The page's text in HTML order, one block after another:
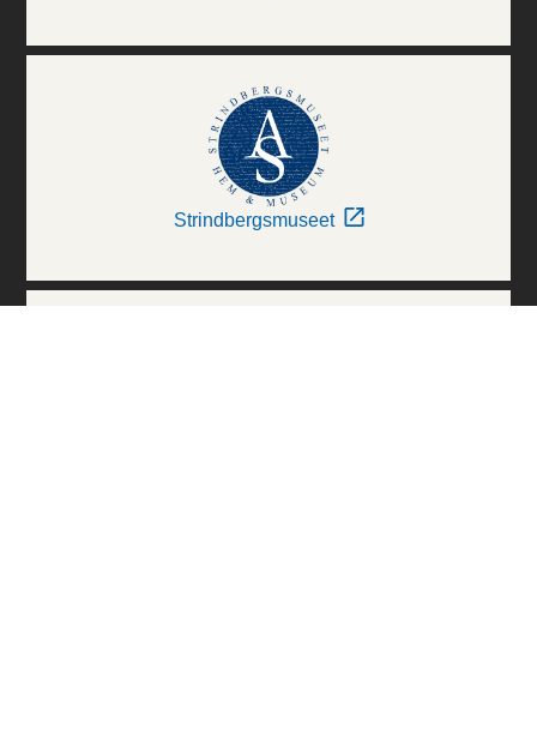
Strindbergsmuseet